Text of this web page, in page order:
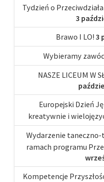
Tydzień o
3
Brawo I LO! 3
Wybieramy
NASZE LICEUM W
Europejski Dzień
kreatywnie i
Wydarzenie
ramach programu
Kompetencje